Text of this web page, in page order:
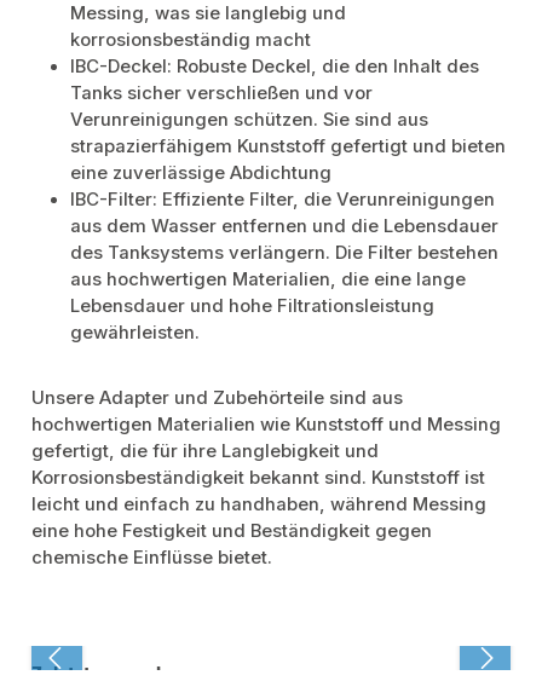
Messing, was sie langlebig und
korrosionsbeständig macht
IBC-Deckel: Robuste Deckel, die den Inhalt des
Tanks sicher verschließen und vor
Verunreinigungen schützen. Sie sind aus
strapazierfähigem Kunststoff gefertigt und bieten
eine zuverlässige Abdichtung
IBC-Filter: Effiziente Filter, die Verunreinigungen
aus dem Wasser entfernen und die Lebensdauer
des Tanksystems verlängern. Die Filter bestehen
aus hochwertigen Materialien, die eine lange
Lebensdauer und hohe Filtrationsleistung
gewährleisten.
Unsere Adapter und Zubehörteile sind aus
hochwertigen Materialien wie Kunststoff und Messing
gefertigt, die für ihre Langlebigkeit und
Korrosionsbeständigkeit bekannt sind. Kunststoff ist
leicht und einfach zu handhaben, während Messing
eine hohe Festigkeit und Beständigkeit gegen
chemische Einflüsse bietet.
Zuletzt angesehen: